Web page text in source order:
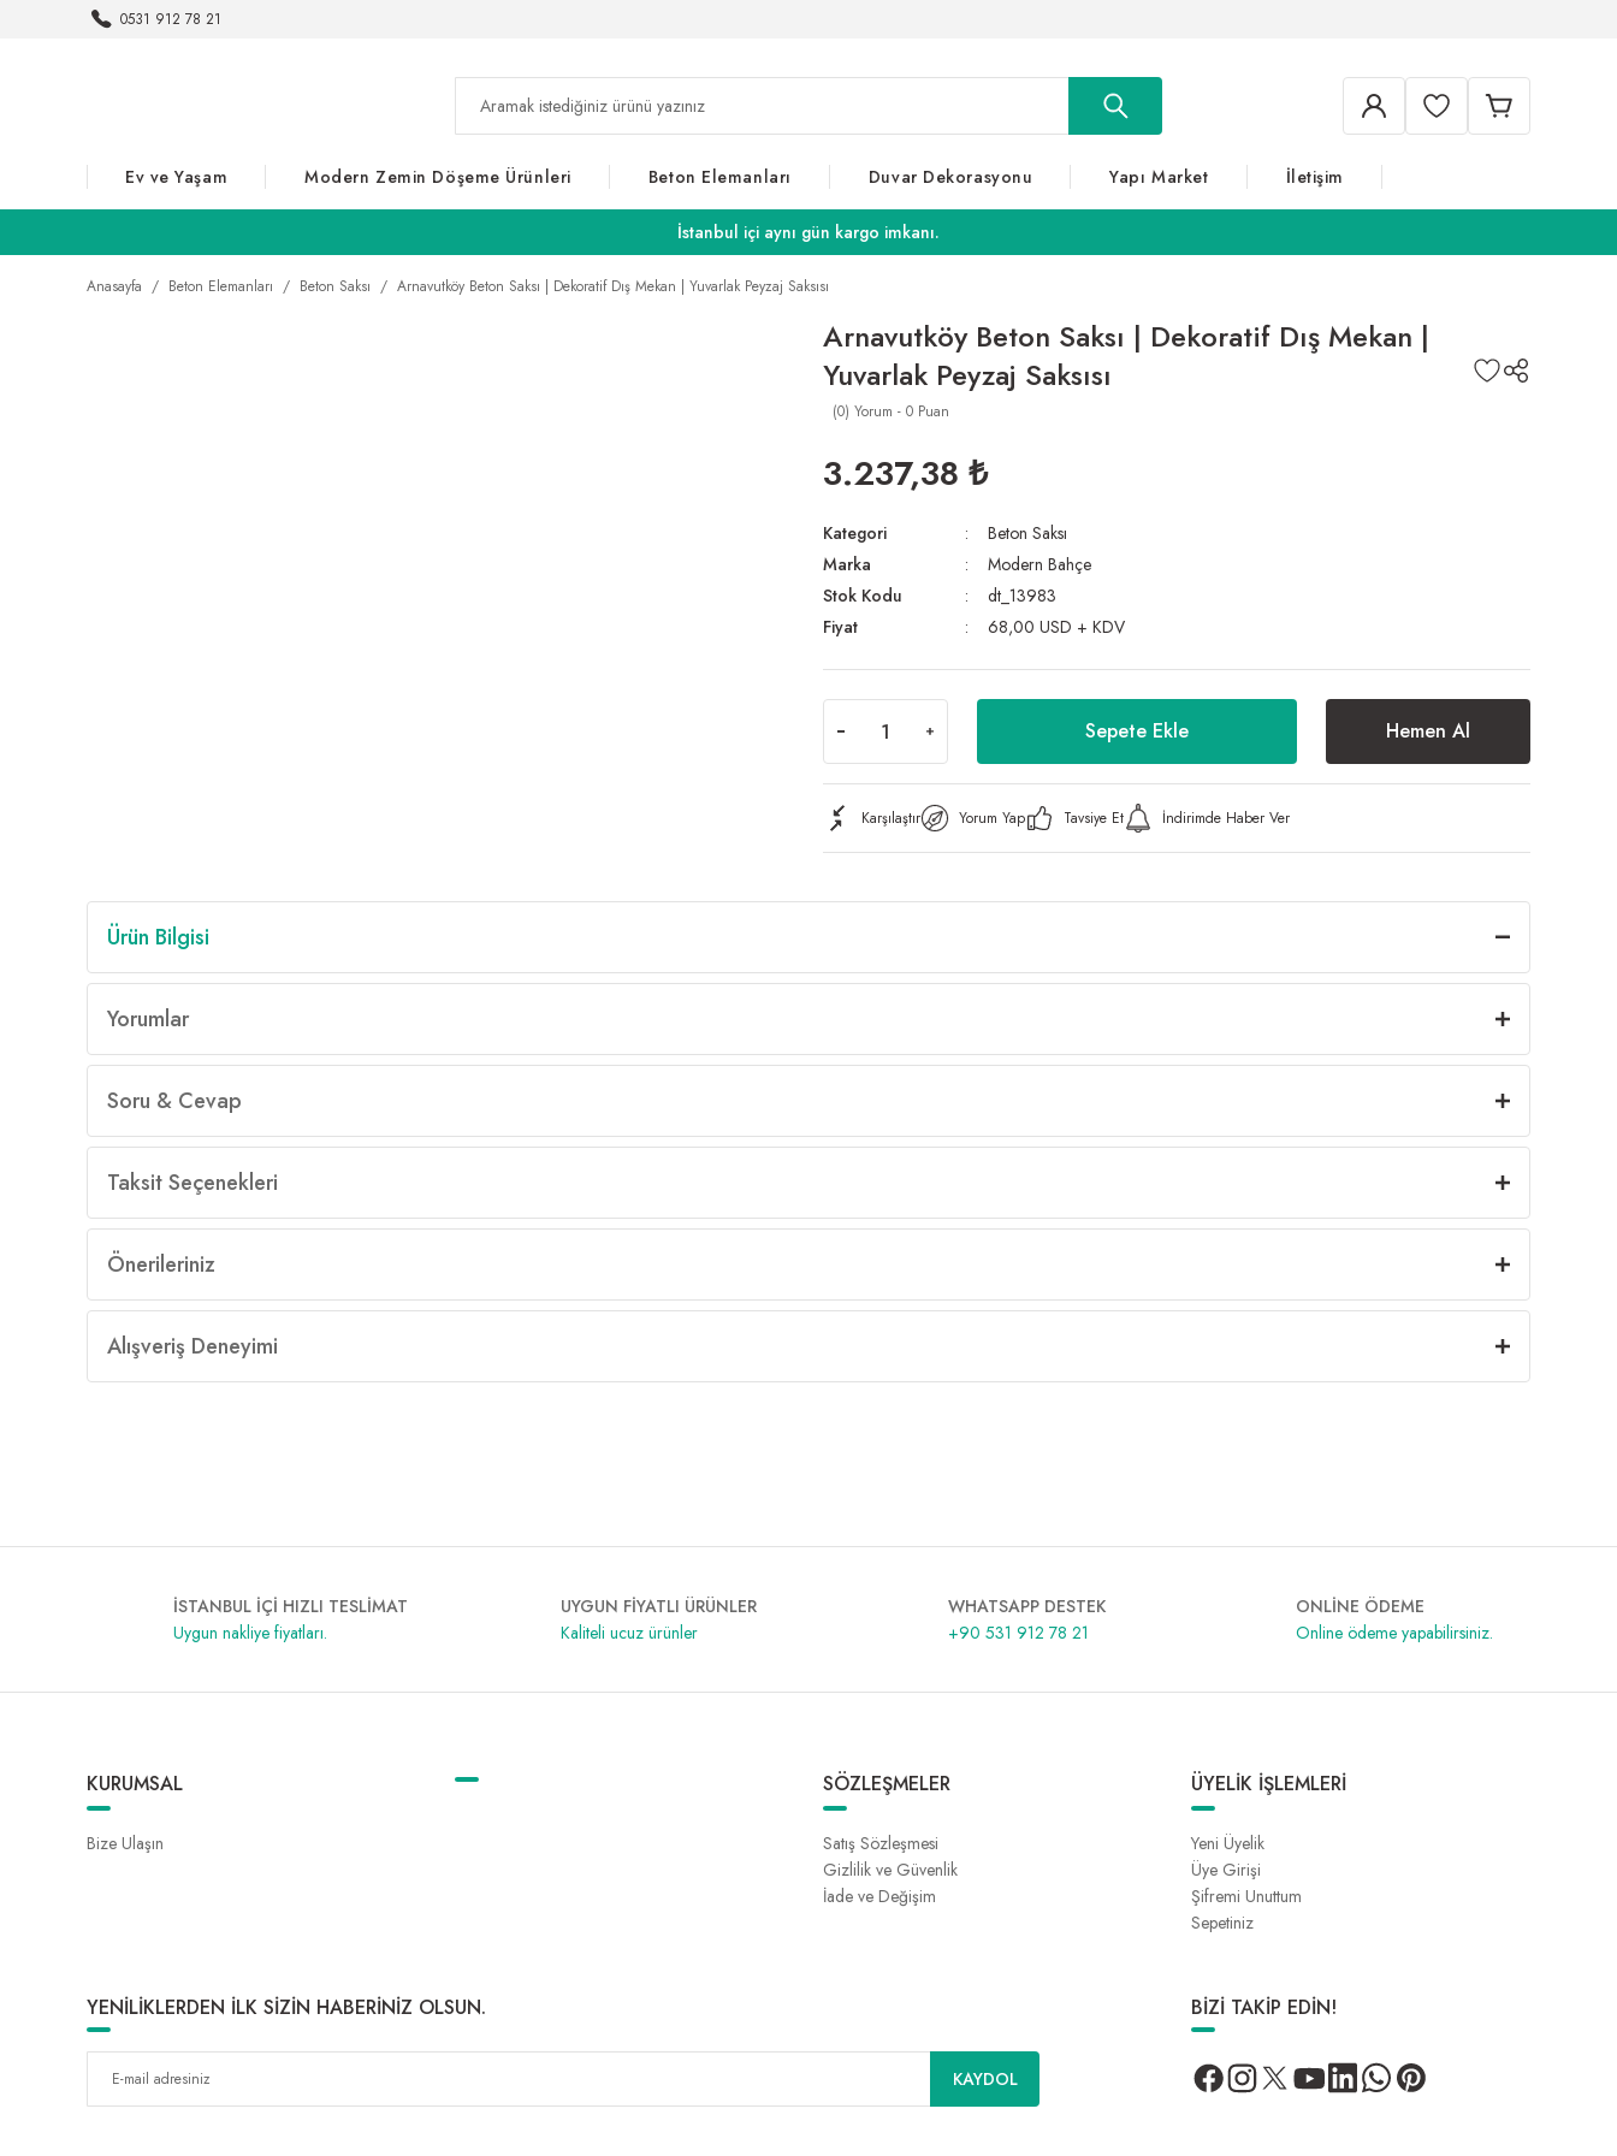
0531 912 78 21
Ev ve Yaşam Modern Zemin Döşeme Ürünleri Beton Elemanları Duvar Dekorasyonu Yapı Market İletişim
İstanbul içi aynı gün kargo imkanı.
Anasayfa Beton Elemanları Beton Saksı Arnavutköy Beton Saksı | Dekoratif Dış Mekan | Yuvarlak Peyzaj Saksısı
Arnavutköy Beton Saksı | Dekoratif Dış Mekan |
Yuvarlak Peyzaj Saksısı
(0) Yorum - 0 Puan
3.237,38 ₺
Kategori
Beton Saksı
Marka
Modern Bahçe
Stok Kodu
dt_13983
Fiyat
68,00 USD + KDV
Sepete Ekle Hemen Al
Karşılaştır Yorum Yap Tavsiye Et İndirimde Haber Ver
Ürün Bilgisi
Yorumlar
Soru & Cevap
Taksit Seçenekleri
Önerileriniz
Alışveriş Deneyimi
İSTANBUL İÇİ HIZLI TESLİMAT
Uygun nakliye fiyatları.
UYGUN FİYATLI ÜRÜNLER
Kaliteli ucuz ürünler
WHATSAPP DESTEK
+90 531 912 78 21
ONLİNE ÖDEME
Online ödeme yapabilirsiniz.
KURUMSAL
Bize Ulaşın
SÖZLEŞMELER
Satış Sözleşmesi
Gizlilik ve Güvenlik
İade ve Değişim
ÜYELİK İŞLEMLERİ
Yeni Üyelik
Üye Girişi
Şifremi Unuttum
Sepetiniz
YENİLİKLERDEN İLK SİZİN HABERİNİZ OLSUN.
KAYDOL
BİZİ TAKİP EDİN!